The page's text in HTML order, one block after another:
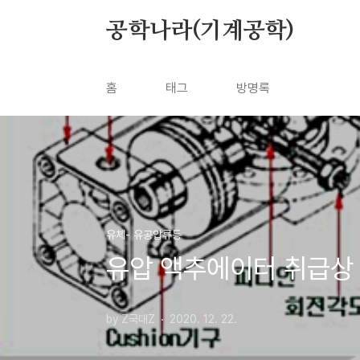
공학나라(기계공학)
홈 태그 방명록
유체- 유공압류등
유압 액추에이터 취급
by Z국대Z 2020. 12. 22.